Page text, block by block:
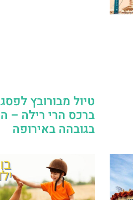
טיול מבורובץ
ברכס הרי רילה –
בגובהה באירופה